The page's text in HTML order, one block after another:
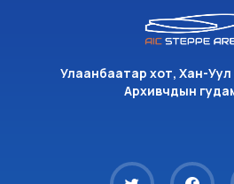
Улаанбаатар хот, Хан-Уул
Архивчдын